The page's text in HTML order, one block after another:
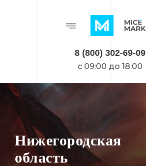
8 (800) 302-69-09
c 09:00 до 18:00
Нижегородская
область